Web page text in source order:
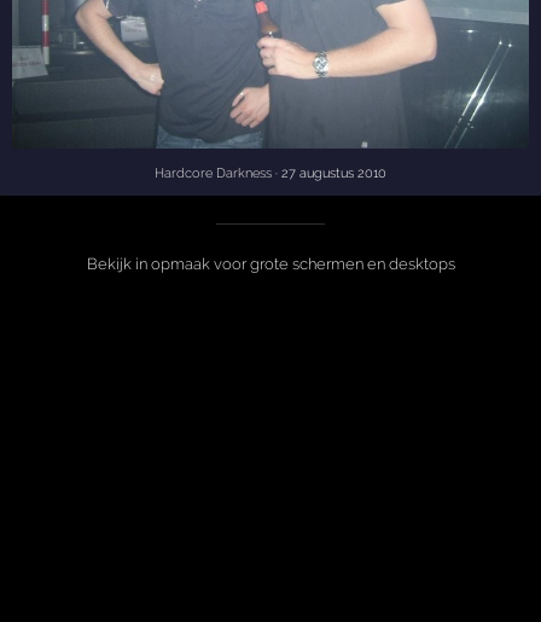
Hardcore Darkness · 27 augustus 2010
Bekijk in opmaak voor grote schermen en desktops